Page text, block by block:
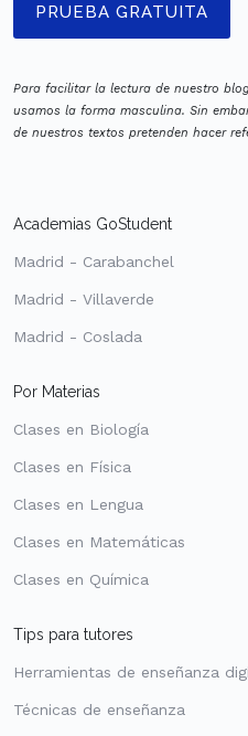
PRUEBA GRATUITA
Para facilitar la lectura de nuestro
usamos la forma masculina. Sin
de nuestros textos pretenden hacer
Academias GoStudent
Madrid - Carabanchel
Madrid - Villaverde
Madrid - Coslada
Por Materias
Clases en Biología
Clases en Física
Clases en Lengua
Clases en Matemáticas
Clases en Química
Tips para tutores
Herramientas de enseñanza
Técnicas de enseñanza